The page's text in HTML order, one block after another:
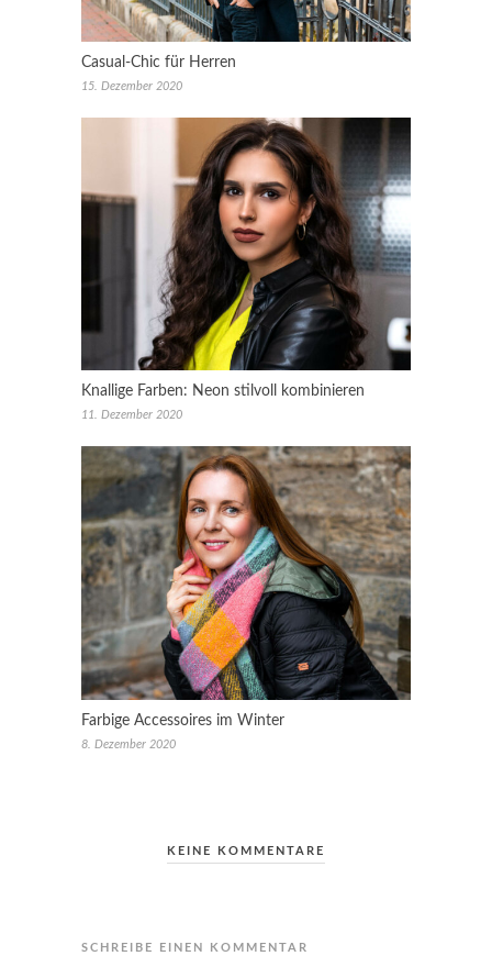
Casual-Chic für Herren
15. Dezember 2020
Knallige Farben: Neon stilvoll kombinieren
11. Dezember 2020
Farbige Accessoires im Winter
8. Dezember 2020
KEINE KOMMENTARE
SCHREIBE EINEN KOMMENTAR